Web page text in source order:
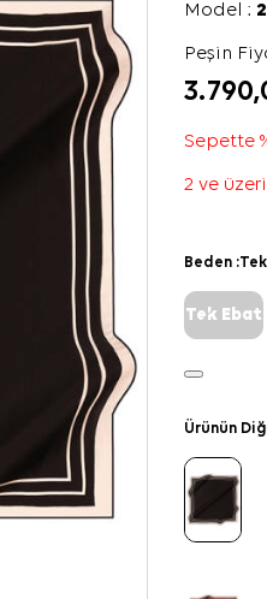
Model :
Peşin
Sepette
2 ve
Beden :
Tek Ebat
Ürünün